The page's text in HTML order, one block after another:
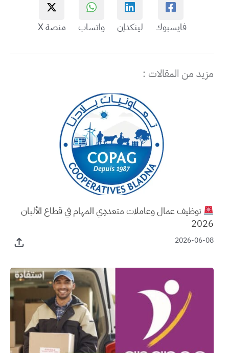
فايسبوك لينكدإن واتساب منصة X
مزيد من المقالات :
توظيف عمال وعاملات متعددِي المهام في قطاع الألبان
2026
2026-06-08